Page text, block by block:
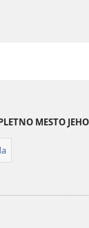
MESTO